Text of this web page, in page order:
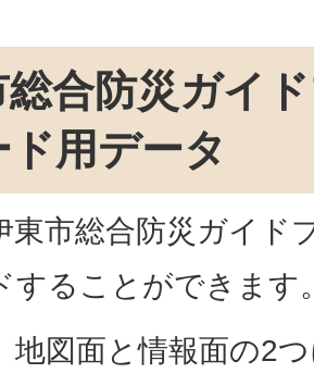
総合防災ガイ
ド用データ
東市総合防災ガイド
することができます
地図面と情報面の2